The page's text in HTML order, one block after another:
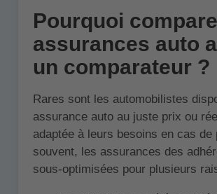
Pourquoi
assurances auto
un comparateur ?
Rares sont les automobilistes
assurance auto au juste prix ou
adaptée à leurs besoins en cas de
souvent, les assurances des
sous-optimisées pour plusieurs